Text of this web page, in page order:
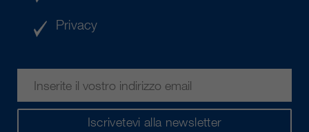
Iscrivetevi alla newsletter
Privacy